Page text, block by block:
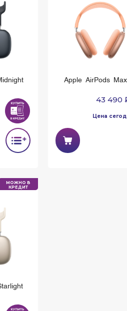
Apple AirPods
43 490
Цена
МОЖНО В
КРЕДИТ